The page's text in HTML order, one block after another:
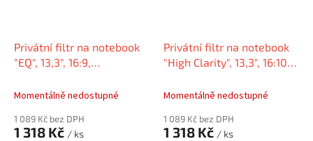
Privátní filtr na notebook
"EQ", 13,3", 16:9,
KENSINGTON EQ133A169E
Momentálně nedostupné
1 089 Kč bez DPH
1 318 Kč / ks
Privátní filtr na notebook
"High Clarity", 13,3", 16:10,
Momentálně nedostupné
1 089 Kč bez DPH
1 318 Kč / ks